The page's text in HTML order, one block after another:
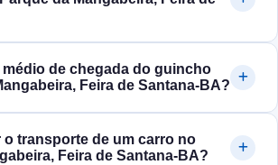
médio de chegada do guincho
Feira de Santana‑BA?
o transporte de um carro no
Feira de Santana‑BA?